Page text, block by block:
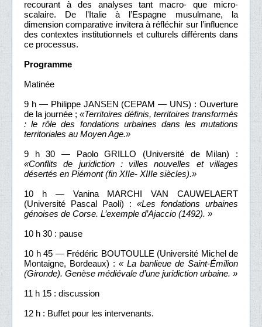
recourant à des analyses tant macro- que micro-
scalaire. De l’Italie à l’Espagne musulmane, la
dimension comparative invitera à réfléchir sur l’influence
des contextes institutionnels et culturels différents dans
ce processus.
Programme
Matinée
9 h — Philippe JANSEN (CEPAM — UNS) : Ouverture
de la journée ; «Territoires définis, territoires transformés
: le rôle des fondations urbaines dans les mutations
territoriales au Moyen Age.»
9 h 30 — Paolo GRILLO (Université de Milan) :
«Conflits de juridiction : villes nouvelles et villages
désertés en Piémont (fin XIIe- XIIIe siècles).»
10 h — Vanina MARCHI VAN CAUWELAERT
(Université Pascal Paoli) : «Les fondations urbaines
génoises de Corse. L’exemple d’Ajaccio (1492). »
10 h 30 : pause
10 h 45 — Frédéric BOUTOULLE (Université Michel de
Montaigne, Bordeaux) : « La banlieue de Saint-Émilion
(Gironde). Genèse médiévale d’une juridiction urbaine. »
11 h 15 : discussion
12 h : Buffet pour les intervenants.